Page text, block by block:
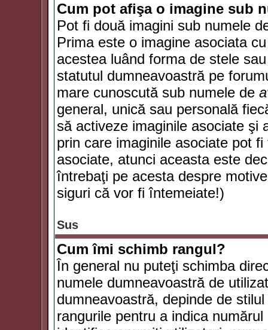
Cum pot afişa o imagine sub
Pot fi două imagini sub numele
Prima este o imagine asociata
acestea luând forma de stele
statutul dumneavoastră pe
mare cunoscută sub numele de
general, unică sau personală
să activeze imaginile asociate şi
prin care imaginile asociate pot
asociate, atunci aceasta este
întrebaţi pe acesta despre
siguri că vor fi întemeiate!)
Sus
Cum îmi schimb rangul?
În general nu puteţi schimba
numele dumneavoastră de
dumneavoastră, depinde de
rangurile pentru a indica